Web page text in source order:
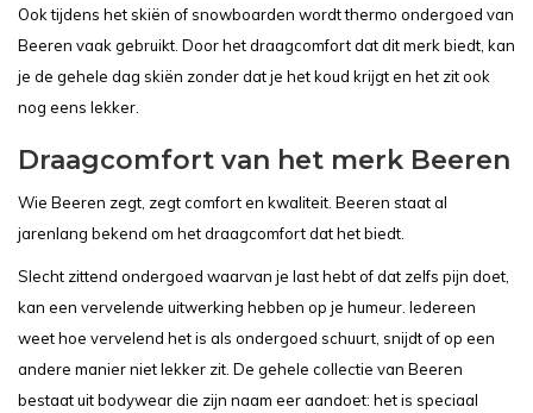
Ook tijdens het skiën of snowboarden wordt thermo ondergoed van
Beeren vaak gebruikt. Door het draagcomfort dat dit merk biedt, kan
je de gehele dag skiën zonder dat je het koud krijgt en het zit ook
nog eens lekker.
Draagcomfort van het merk Beeren
Wie Beeren zegt, zegt comfort en kwaliteit. Beeren staat al
jarenlang bekend om het draagcomfort dat het biedt.
Slecht zittend ondergoed waarvan je last hebt of dat zelfs pijn doet,
kan een vervelende uitwerking hebben op je humeur. Iedereen
weet hoe vervelend het is als ondergoed schuurt, snijdt of op een
andere manier niet lekker zit. De gehele collectie van Beeren
bestaat uit bodywear die zijn naam eer aandoet: het is speciaal